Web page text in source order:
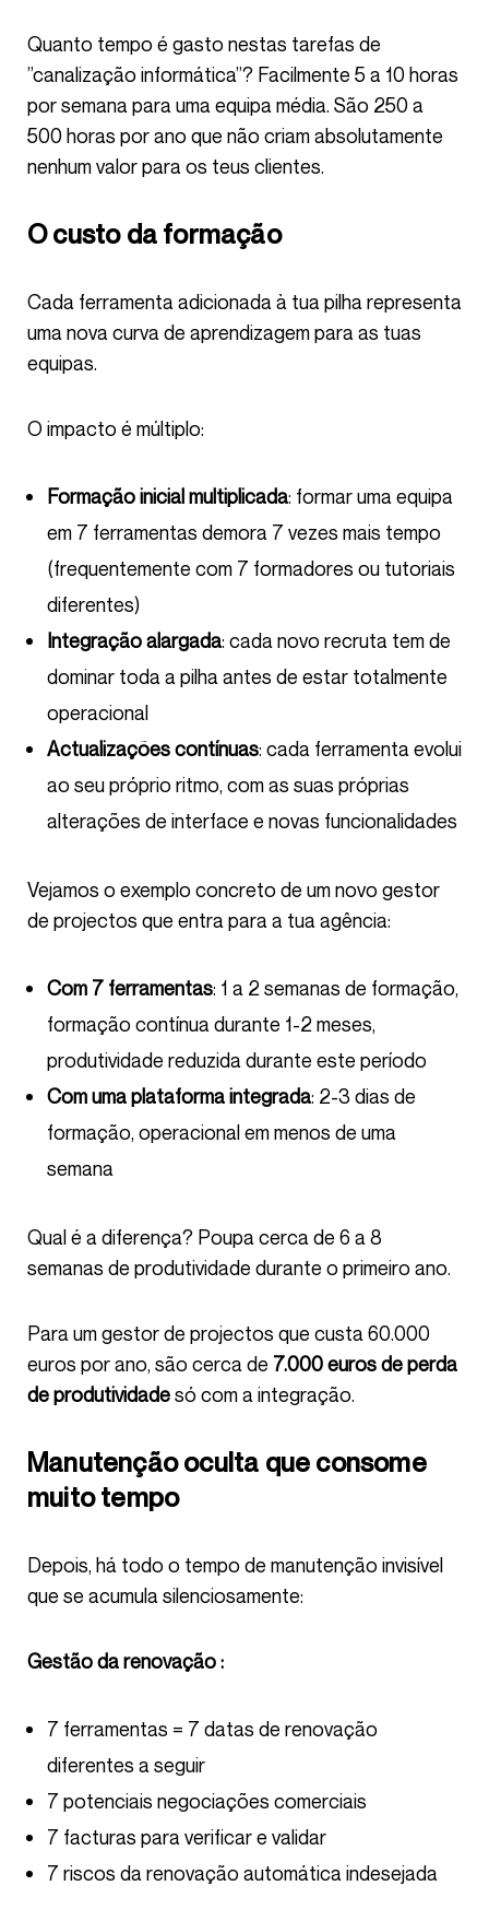
Quanto tempo é gasto nestas tarefas de
”canalização informática”? Facilmente 5 a 10 horas
por semana para uma equipa média. São 250 a
500 horas por ano que não criam absolutamente
nenhum valor para os teus clientes.
O custo da formação
Cada ferramenta adicionada à tua pilha representa
uma nova curva de aprendizagem para as tuas
equipas.
O impacto é múltiplo:
Formação inicial multiplicada: formar uma equipa
em 7 ferramentas demora 7 vezes mais tempo
(frequentemente com 7 formadores ou tutoriais
diferentes)
Integração alargada: cada novo recruta tem de
dominar toda a pilha antes de estar totalmente
operacional
Actualizações contínuas: cada ferramenta evolui
ao seu próprio ritmo, com as suas próprias
alterações de interface e novas funcionalidades
Vejamos o exemplo concreto de um novo gestor
de projectos que entra para a tua agência:
Com 7 ferramentas: 1 a 2 semanas de formação,
formação contínua durante 1-2 meses,
produtividade reduzida durante este período
Com uma plataforma integrada: 2-3 dias de
formação, operacional em menos de uma
semana
Qual é a diferença? Poupa cerca de 6 a 8
semanas de produtividade durante o primeiro ano.
Para um gestor de projectos que custa 60.000
euros por ano, são cerca de 7.000 euros de perda
de produtividadesó com a integração.
Manutenção oculta que consome
muito tempo
Depois, há todo o tempo de manutenção invisível
que se acumula silenciosamente:
Gestão da renovação :
7 ferramentas = 7 datas de renovação
diferentes a seguir
7 potenciais negociações comerciais
7 facturas para verificar e validar
7 riscos da renovação automática indesejada